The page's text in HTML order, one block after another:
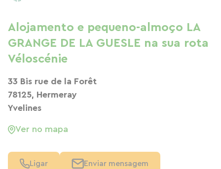
Alojamento e pequeno-almoço LA
GRANGE DE LA GUESLE na sua rota
Véloscénie
33 Bis rue de la Forêt
78125, Hermeray
Yvelines
Ver no mapa
Ligar Enviar mensagem